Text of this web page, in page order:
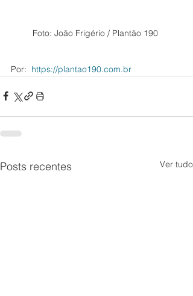
Foto: João Frigério / Plantão 190
Por: https://plantao190.com.br
Posts recentes Ver tudo